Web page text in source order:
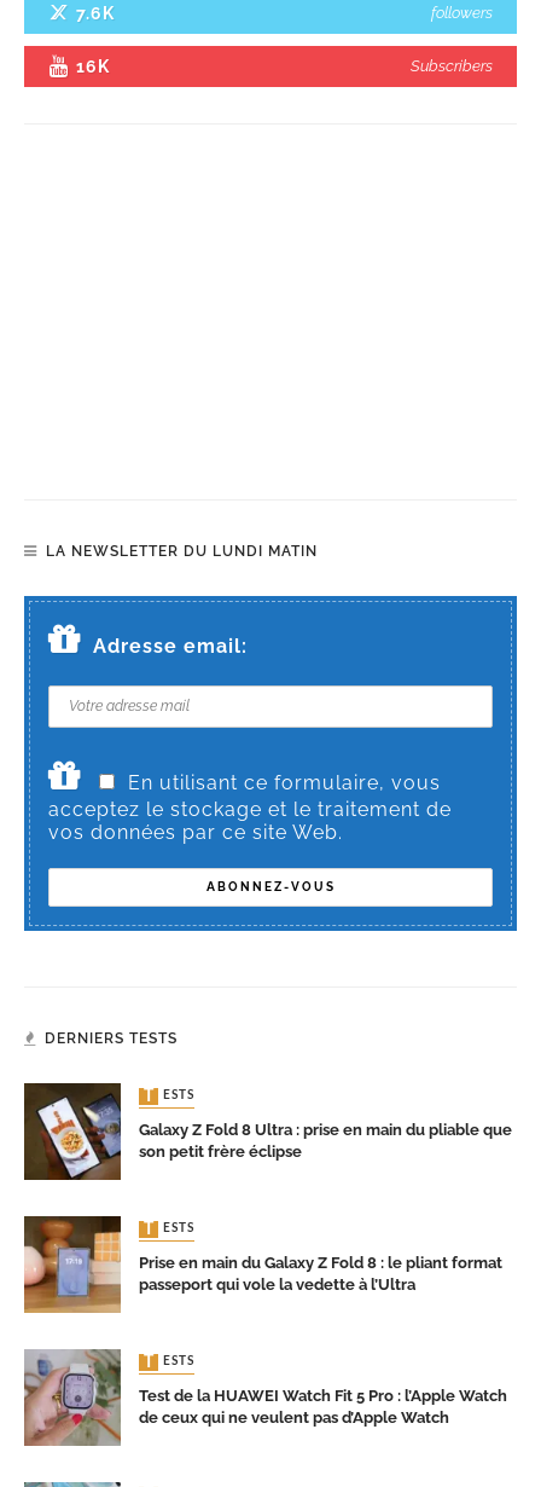
7.6K followers
16K Subscribers
LA NEWSLETTER DU LUNDI MATIN
Adresse email:
En utilisant ce formulaire, vous
acceptez le stockage et le traitement de
vos données par ce site Web.
DERNIERS TESTS
TESTS
Galaxy Z Fold 8 Ultra : prise en main du pliable que
son petit frère éclipse
TESTS
Prise en main du Galaxy Z Fold 8 : le pliant format
passeport qui vole la vedette à l’Ultra
TESTS
Test de la HUAWEI Watch Fit 5 Pro : l’Apple Watch
de ceux qui ne veulent pas d’Apple Watch